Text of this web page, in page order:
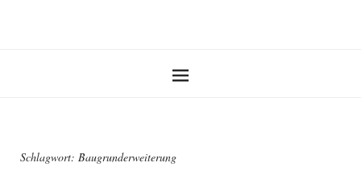
Schlagwort: Baugrunderweiterung